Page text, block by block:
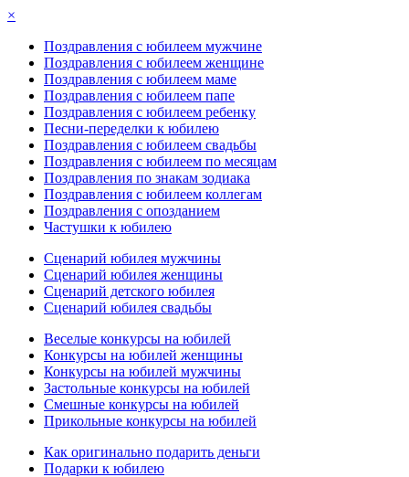
×
Поздравления с юбилеем мужчине
Поздравления с юбилеем женщине
Поздравления с юбилеем маме
Поздравления с юбилеем папе
Поздравления с юбилеем ребенку
Песни-переделки к юбилею
Поздравления с юбилеем свадьбы
Поздравления с юбилеем по месяцам
Поздравления по знакам зодиака
Поздравления с юбилеем коллегам
Поздравления с опозданием
Частушки к юбилею
Сценарий юбилея мужчины
Сценарий юбилея женщины
Сценарий детского юбилея
Сценарий юбилея свадьбы
Веселые конкурсы на юбилей
Конкурсы на юбилей женщины
Конкурсы на юбилей мужчины
Застольные конкурсы на юбилей
Смешные конкурсы на юбилей
Прикольные конкурсы на юбилей
Как оригинально подарить деньги
Подарки к юбилею